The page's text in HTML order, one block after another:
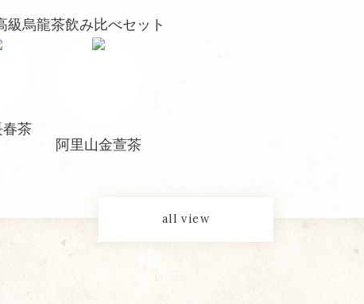
級烏龍茶飲み比べセット
春茶
阿里山金萱茶
all view